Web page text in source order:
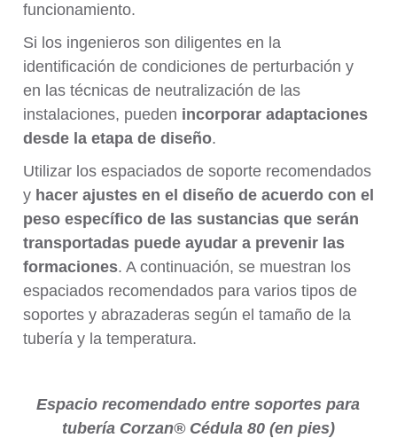
funcionamiento.
Si los ingenieros son diligentes en la
identificación de condiciones de perturbación y
en las técnicas de neutralización de las
instalaciones, pueden incorporar adaptaciones
desde la etapa de diseño.
Utilizar los espaciados de soporte recomendados
y hacer ajustes en el diseño de acuerdo con el
peso específico de las sustancias que serán
transportadas puede ayudar a prevenir las
formaciones. A continuación, se muestran los
espaciados recomendados para varios tipos de
soportes y abrazaderas según el tamaño de la
tubería y la temperatura.
Espacio recomendado entre soportes para
tubería Corzan® Cédula 80 (en pies)